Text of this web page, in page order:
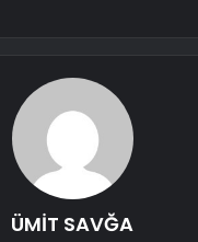
ÜMİT SAVĞA